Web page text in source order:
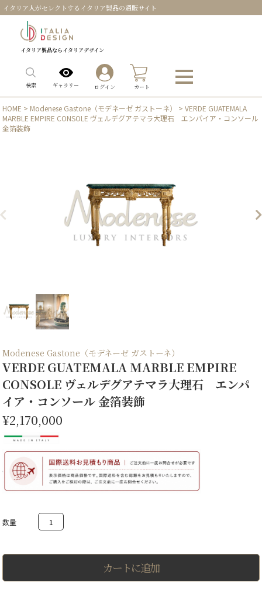
イタリア人がセレクトするイタリア製品の通販サイト
イタリア製品ならイタリアデザイン
検索 ギャラリー ログイン カート
HOME > Modenese Gastone（モデネーゼ ガストーネ）
> VERDE GUATEMALA
MARBLE EMPIRE CONSOLE ヴェルデグアテマラ大理石 エンパイア・コンソール
金箔装飾
Modenese Gastone（モデネーゼ ガストーネ）
VERDE GUATEMALA MARBLE EMPIRE
CONSOLE ヴェルデグアテマラ大理石 エンパ
イア・コンソール 金箔装飾
¥2,170,000
VERDE
GUATEMALA
MARBLE
CONSOLE
ル
カートに追加